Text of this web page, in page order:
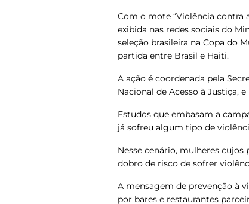
Com o mote “Violência contra
exibida nas redes sociais do
seleção brasileira na Copa do
partida entre Brasil e Haiti.
A ação é coordenada pela
Nacional de Acesso à Justiça,
Estudos que embasam a
já sofreu algum tipo de
Nesse cenário, mulheres
dobro de risco de sofrer
A mensagem de prevenção à
por bares e restaurantes